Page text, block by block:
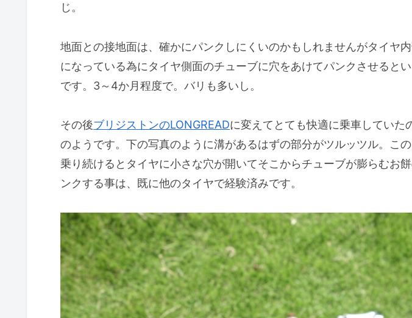
じ。
地面との接地面は、確かにパンクしにくいのかもしれませんがタイヤ
になっている為にタイヤ側面のチューブに穴をあけてパンクさせると
です。3～4か月程度で。バリも多いし。
その後ブリジストンのLONGREADに変えてとても快適に乗車していた
のようです。下の写真のように溝があるはずの部分がツルッツル。こ
乗り続けるとタイヤに小さな穴が開いてそこからチューブが膨らむお
ンクする事は、既に他のタイヤで経験済みです。